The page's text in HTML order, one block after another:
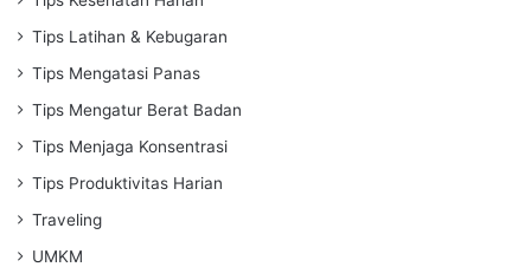
Tips Latihan & Kebugaran
Tips Mengatasi Panas
Tips Mengatur Berat Badan
Tips Menjaga Konsentrasi
Tips Produktivitas Harian
Traveling
UMKM